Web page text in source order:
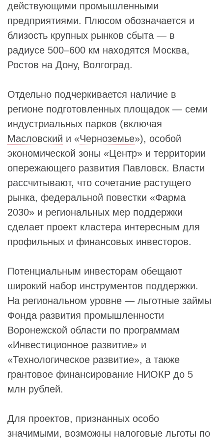
действующими промышленными
предприятиями. Плюсом обозначается и
близость крупных рынков сбыта — в
радиусе 500–600 км находятся Москва,
Ростов на Дону, Волгоград.
Отдельно подчеркивается наличие в
регионе подготовленных площадок — семи
индустриальных парков (включая
Масловский и «Черноземье»), особой
экономической зоны «Центр» и территории
опережающего развития Павловск. Власти
рассчитывают, что сочетание растущего
рынка, федеральной повестки «Фарма
2030» и региональных мер поддержки
сделает проект кластера интересным для
профильных и финансовых инвесторов.
Потенциальным инвесторам обещают
широкий набор инструментов поддержки.
На региональном уровне — льготные займы
Фонда развития промышленности
Воронежской области по программам
«Инвестиционное развитие» и
«Технологическое развитие», а также
грантовое финансирование НИОКР до 5
млн рублей.
Для проектов, признанных особо
значимыми, возможны налоговые льготы по